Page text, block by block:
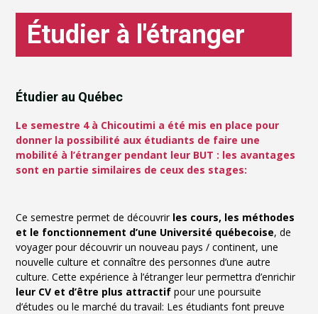
Étudier à l'étranger
Étudier au Québec
Le semestre 4 à Chicoutimi a été mis en place pour
donner la possibilité aux étudiants de faire une
mobilité à l’étranger pendant leur BUT : les avantages
sont en partie similaires de ceux des stages:
Ce semestre permet de découvrir les cours, les méthodes
et le fonctionnement d’une Université québecoise, de
voyager pour découvrir un nouveau pays / continent, une
nouvelle culture et connaître des personnes d’une autre
culture. Cette expérience à l’étranger leur permettra d’enrichir
leur CV et d’être plus attractif pour une poursuite
d’études ou le marché du travail: Les étudiants font preuve